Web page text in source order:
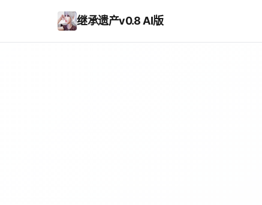
继承遗产v0.8 AI版